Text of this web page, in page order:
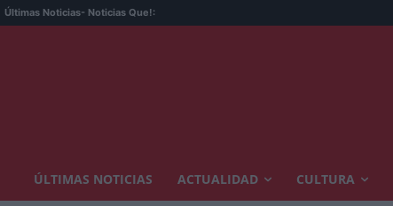
Últimas Noticias- Noticias Que!:
ÚLTIMAS NOTICIAS ACTUALIDAD CULTURA